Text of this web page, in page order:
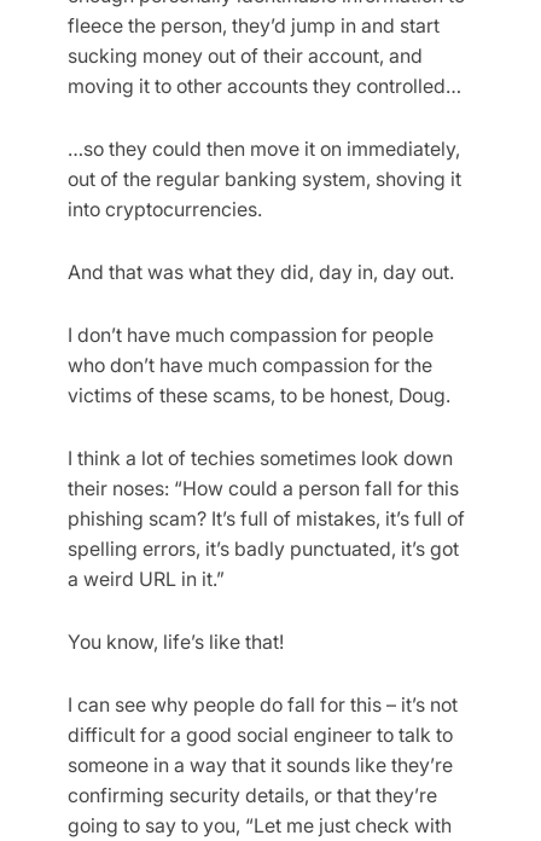
fleece the person, they’d jump in and start
sucking money out of their account, and
moving it to other accounts they controlled…
…so they could then move it on immediately,
out of the regular banking system, shoving it
into cryptocurrencies.
And that was what they did, day in, day out.
I don’t have much compassion for people
who don’t have much compassion for the
victims of these scams, to be honest, Doug.
I think a lot of techies sometimes look down
their noses: “How could a person fall for this
phishing scam? It’s full of mistakes, it’s full of
spelling errors, it’s badly punctuated, it’s got
a weird URL in it.”
You know, life’s like that!
I can see why people do fall for this – it’s not
difficult for a good social engineer to talk to
someone in a way that it sounds like they’re
confirming security details, or that they’re
going to say to you, “Let me just check with